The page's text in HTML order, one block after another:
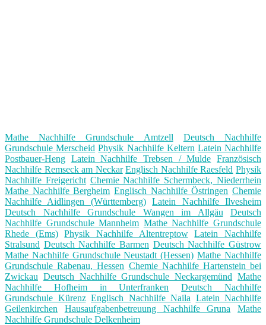
Mathe Nachhilfe Grundschule Amtzell
Deutsch Nachhilfe
Grundschule Merscheid Physik Nachhilfe Keltern Latein Nachhilfe
Postbauer-Heng Latein Nachhilfe Trebsen / Mulde Französisch
Nachhilfe Remseck am Neckar Englisch Nachhilfe Raesfeld Physik
Nachhilfe Freigericht Chemie Nachhilfe Schermbeck, Niederrhein
Mathe Nachhilfe Bergheim Englisch Nachhilfe Östringen Chemie
Nachhilfe Aidlingen (Württemberg)
Latein Nachhilfe Ilvesheim
Deutsch Nachhilfe Grundschule Wangen im Allgäu
Deutsch
Nachhilfe Grundschule Mannheim Mathe Nachhilfe Grundschule
Rhede (Ems)
Physik Nachhilfe Altentreptow
Latein Nachhilfe
Stralsund Deutsch Nachhilfe Barmen Deutsch Nachhilfe Güstrow
Mathe Nachhilfe Grundschule Neustadt (Hessen) Mathe Nachhilfe
Grundschule Rabenau, Hessen Chemie Nachhilfe Hartenstein bei
Zwickau Deutsch Nachhilfe Grundschule Neckargemünd Mathe
Nachhilfe Hofheim in Unterfranken
Deutsch Nachhilfe
Grundschule Kürenz Englisch Nachhilfe Naila Latein Nachhilfe
Geilenkirchen
Hausaufgabenbetreuung Nachhilfe Gruna
Mathe
Nachhilfe Grundschule Delkenheim